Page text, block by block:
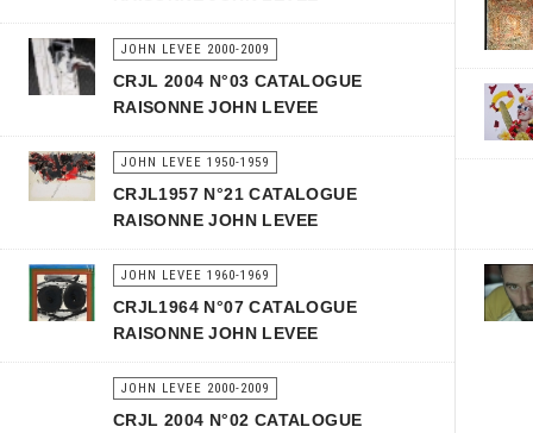
JOHN LEVEE 2000-2009
CRJL 2004 N°03 CATALOGUE
RAISONNE JOHN LEVEE
JOHN LEVEE 1950-1959
CRJL1957 N°21 CATALOGUE
RAISONNE JOHN LEVEE
JOHN LEVEE 1960-1969
CRJL1964 N°07 CATALOGUE
RAISONNE JOHN LEVEE
JOHN LEVEE 2000-2009
CRJL 2004 N°02 CATALOGUE